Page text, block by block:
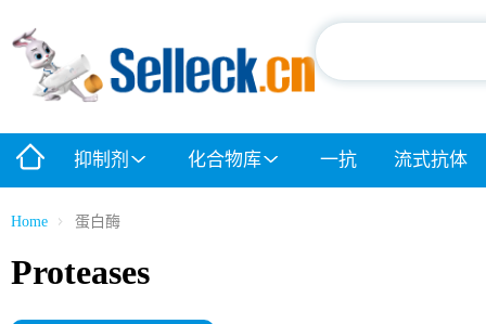
抑制剂 化合物库 一抗 流式抗体
Home 蛋白酶
Proteases